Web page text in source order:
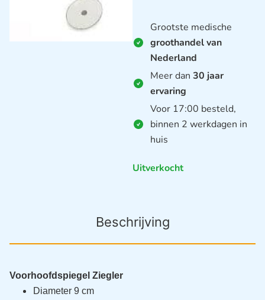
Grootste medische
groothandel van
Nederland
Meer dan 30 jaar
ervaring
Voor 17:00 besteld,
binnen 2 werkdagen in
huis
Uitverkocht
Beschrijving
Voorhoofdspiegel Ziegler
Diameter 9 cm